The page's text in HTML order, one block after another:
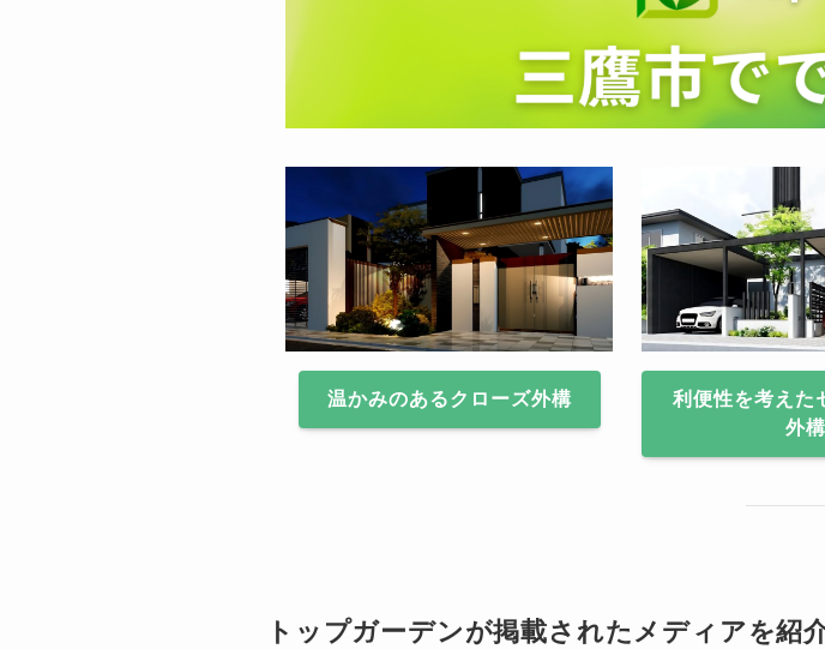
温かみのあるクローズ外構
利便性を考えた
外構
トップガーデンが掲載されたメディアを紹